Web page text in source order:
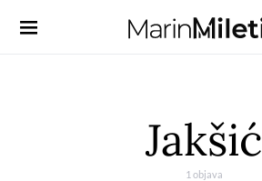
Jakšić
1 objava